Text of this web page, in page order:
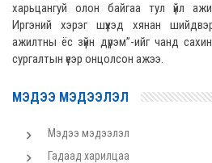
харьцангуй олон байгаа тул үйл
Иргэний хэрэг шүүхэд хянан
ажилтны ёс зүйн дүрэм”-ийг чанд
сургалтын үеэр онцолсон ажээ.
МЭДЭЭ МЭДЭЭЛЭЛ
Мэдээ мэдээлэл
Гадаад харилцаа